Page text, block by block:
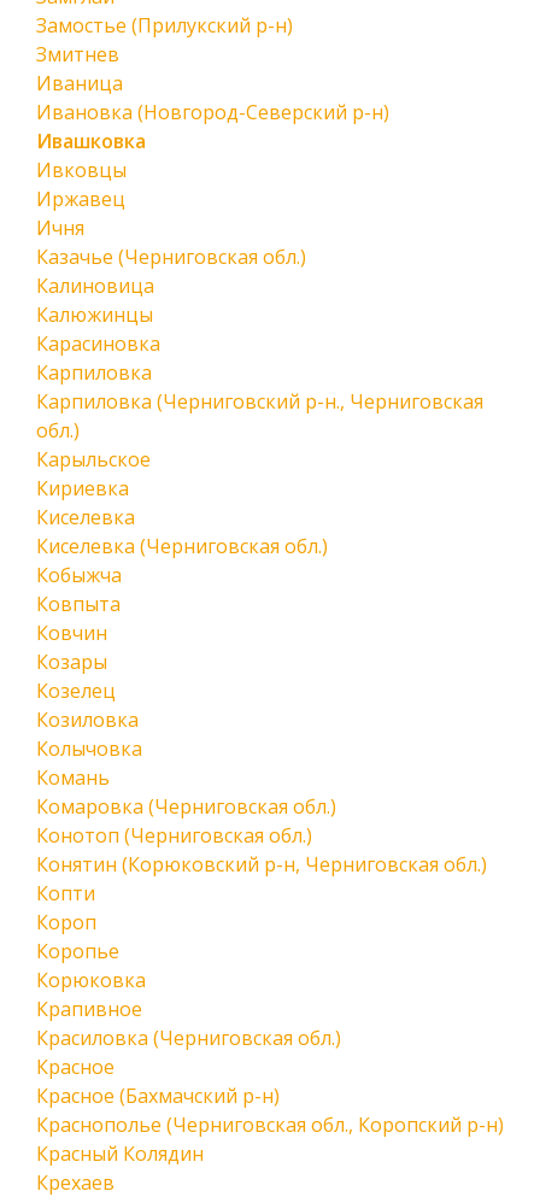
Замостье (Прилукский р-н)
Змитнев
Иваница
Ивановка (Новгород-Северский р-н)
Ивашковка
Ивковцы
Иржавец
Ичня
Казачье (Черниговская обл.)
Калиновица
Калюжинцы
Карасиновка
Карпиловка
Карпиловка (Черниговский р-н., Черниговская
обл.)
Карыльское
Кириевка
Киселевка
Киселевка (Черниговская обл.)
Кобыжча
Ковпыта
Ковчин
Козары
Козелец
Козиловка
Колычовка
Комань
Комаровка (Черниговская обл.)
Конотоп (Черниговская обл.)
Конятин (Корюковский р-н, Черниговская обл.)
Копти
Короп
Коропье
Корюковка
Крапивное
Красиловка (Черниговская обл.)
Красное
Красное (Бахмачский р-н)
Краснополье (Черниговская обл., Коропский р-н)
Красный Колядин
Крехаев